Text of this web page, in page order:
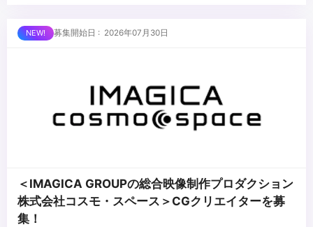
■求める人物像
ジャンルを極めたい人
募集開始日 : 2026年07月30日
＜IMAGICA GROUPの総合映像制作プロダクション
株式会社コスモ・スペース＞CGクリエイターを募
集！